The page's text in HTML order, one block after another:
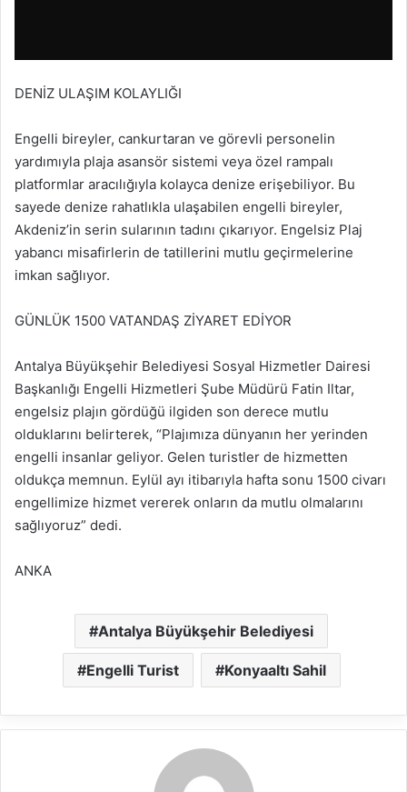
DENİZ ULAŞIM KOLAYLIĞI
Engelli bireyler, cankurtaran ve görevli personelin
yardımıyla plaja asansör sistemi veya özel rampalı
platformlar aracılığıyla kolayca denize erişebiliyor. Bu
sayede denize rahatlıkla ulaşabilen engelli bireyler,
Akdeniz’in serin sularının tadını çıkarıyor. Engelsiz Plaj
yabancı misafirlerin de tatillerini mutlu geçirmelerine
imkan sağlıyor.
GÜNLÜK 1500 VATANDAŞ ZİYARET EDİYOR
Antalya Büyükşehir Belediyesi Sosyal Hizmetler Dairesi
Başkanlığı Engelli Hizmetleri Şube Müdürü Fatin Iltar,
engelsiz plajın gördüğü ilgiden son derece mutlu
olduklarını belirterek, “Plajımıza dünyanın her yerinden
engelli insanlar geliyor. Gelen turistler de hizmetten
oldukça memnun. Eylül ayı itibarıyla hafta sonu 1500 civarı
engellimize hizmet vererek onların da mutlu olmalarını
sağlıyoruz” dedi.
ANKA
Antalya Büyükşehir Belediyesi
Engelli Turist Konyaaltı Sahil